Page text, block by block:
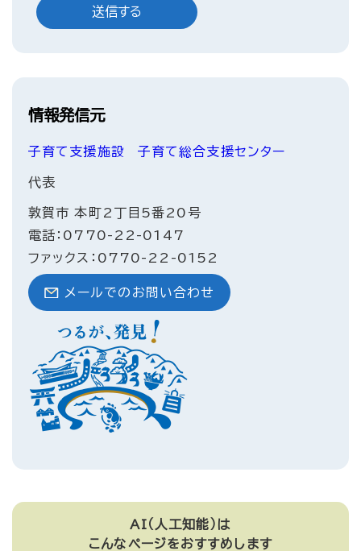
情報発信元
子育て支援施設 子育て総合支援センター
代表
敦賀市 本町2丁目5番20号
電話：0770-22-0147
ファックス：0770-22-0152
メールでのお問い合わせ
AI（人工知能）は
こんなページをおすすめします